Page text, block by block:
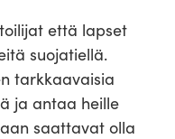
että lapset
suojatiellä.
tarkkaavaisia
ja antaa heille
saattavat olla